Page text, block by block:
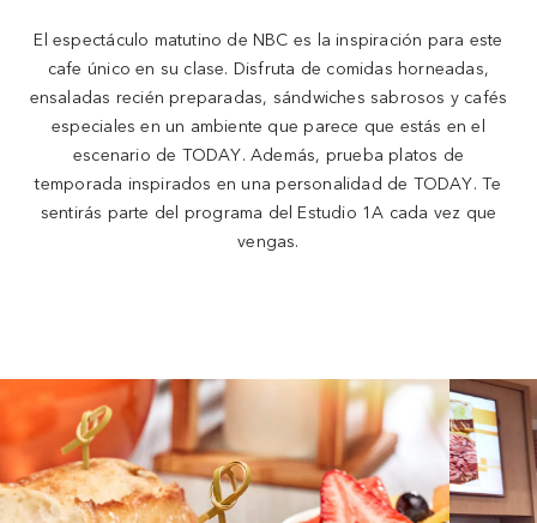
El espectáculo matutino de NBC es la inspiración para este
cafe único en su clase. Disfruta de comidas horneadas,
ensaladas recién preparadas, sándwiches sabrosos y cafés
especiales en un ambiente que parece que estás en el
escenario de TODAY. Además, prueba platos de
temporada inspirados en una personalidad de TODAY. Te
sentirás parte del programa del Estudio 1A cada vez que
vengas.